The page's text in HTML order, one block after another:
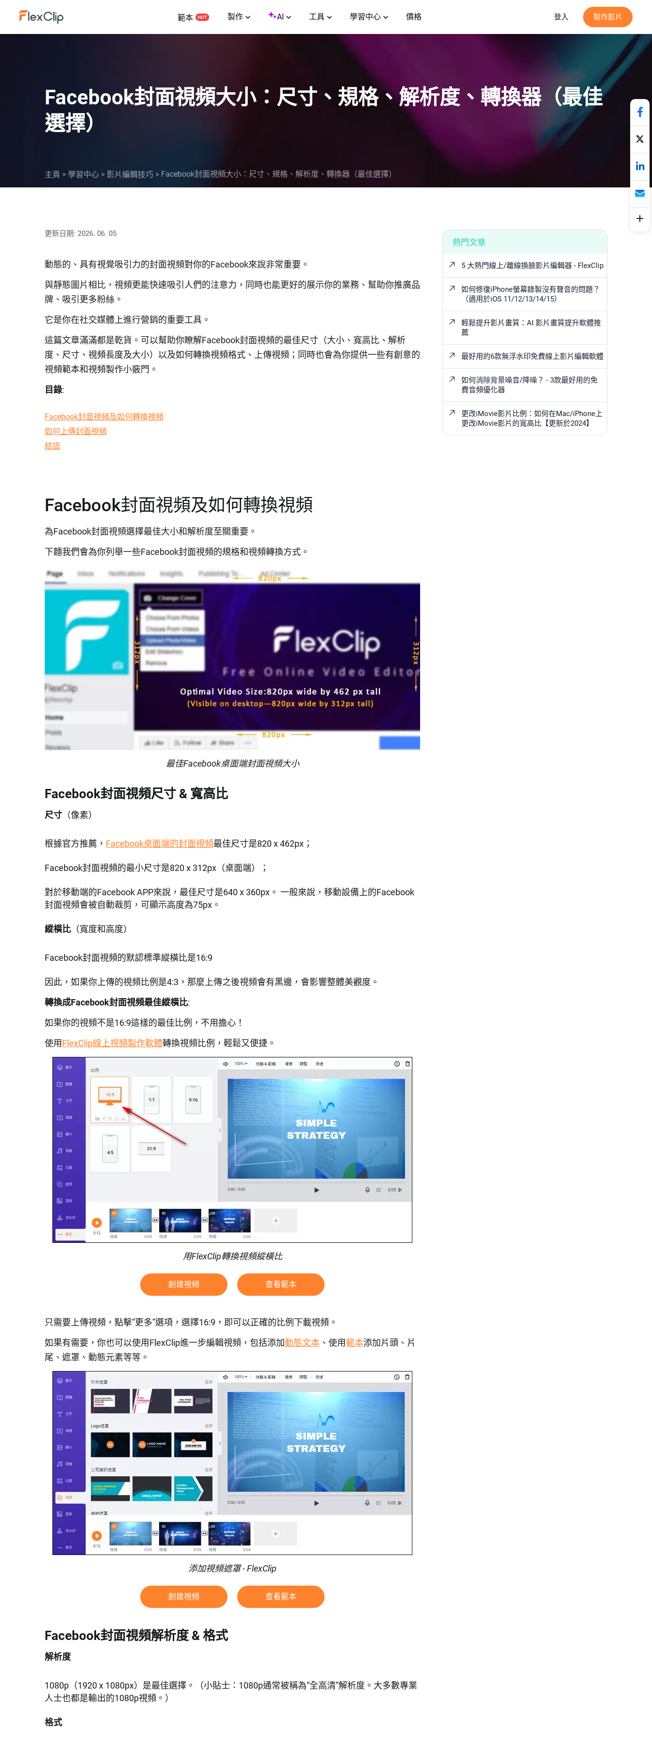
範本 製作 AI 工具 學習中心 價格 登入 製作影片
Facebook封面視頻大小：尺寸、規格、解析度、轉換器（最佳
選擇）
主頁 > 學習中心 > 影片編輯技巧 > Facebook封面視頻大小：尺寸、規格、解析度、轉換器（最佳選擇）
更新日期: 2026. 06. 05
動態的、具有視覺吸引力的封面視頻對你的Facebook來說非常重要。
與靜態圖片相比，視頻更能快速吸引人們的注意力，同時也能更好的展示你的業務、幫助你推廣品
牌、吸引更多粉絲。
它是你在社交媒體上進行營銷的重要工具。
這篇文章滿滿都是乾貨。可以幫助你瞭解Facebook封面視頻的最佳尺寸（大小、寬高比、解析
度、尺寸、視頻長度及大小）以及如何轉換視頻格式、上傳視頻；同時也會為你提供一些有創意的
視頻範本和視頻製作小竅門。
目錄:
Facebook封面視頻及如何轉換視頻
如何上傳封面視頻
結語
Facebook封面視頻及如何轉換視頻
為Facebook封面視頻選擇最佳大小和解析度至關重要。
下麵我們會為你列舉一些Facebook封面視頻的規格和視頻轉換方式。
最佳Facebook桌面端封面視頻大小
Facebook封面視頻尺寸 & 寬高比
尺寸 （像素）
根據官方推薦， Facebook桌面端的封面視頻最佳尺寸是820 x 462px；
Facebook封面視頻的最小尺寸是820 x 312px（桌面端）；
對於移動端的Facebook APP來說，最佳尺寸是640 x 360px。 一般來說，移動設備上的Facebook
封面視頻會被自動裁剪，可顯示高度為75px。
縱橫比 （寬度和高度）
Facebook封面視頻的默認標準縱橫比是16:9
因此，如果你上傳的視頻比例是4:3，那麼上傳之後視頻會有黑邊，會影響整體美觀度。
轉換成Facebook封面視頻最佳縱橫比:
如果你的視頻不是16:9這樣的最佳比例，不用擔心！
使用FlexClip線上視頻製作軟體轉換視頻比例，輕鬆又便捷。
用FlexClip轉換視頻縱橫比
創建視頻 查看範本
只需要上傳視頻，點擊“更多”選項，選擇16:9，即可以正確的比例下載視頻。
如果有需要，你也可以使用FlexClip進一步編輯視頻，包括添加動態文本 、使用範本添加片頭、片
尾、遮罩、動態元素等等。
添加視頻遮罩 - FlexClip
創建視頻 查看範本
Facebook封面視頻解析度 & 格式
解析度
1080p（1920 x 1080px）是最佳選擇。（小貼士：1080p通常被稱為“全高清”解析度。大多數專業
人士也都是輸出的1080p視頻。）
格式
熱門文章
5 大熱門線上/離線換臉影片編輯器 - FlexClip
如何修復iPhone螢幕錄製沒有聲音的問題？
（適用於iOS 11/12/13/14/15）
輕鬆提升影片畫質：AI 影片畫質提升軟體推
薦
最好用的6款無浮水印免費線上影片編輯軟體
如何消除背景噪音/降噪？ - 3款最好用的免
費音頻優化器
更改iMovie影片比例：如何在Mac/iPhone上
更改iMovie影片的寬高比【更新於2024】